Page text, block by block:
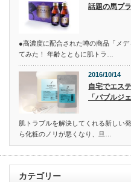
話題の馬プ
●高濃度に配合された噂の商品「メ
てみた！ 年齢とともに肌トラ…
2016/10/14
自宅でエス
「バブルジ
肌トラブルを解決してくれる新しい
ら化粧のノリが悪くなり、旦…
カテゴリー